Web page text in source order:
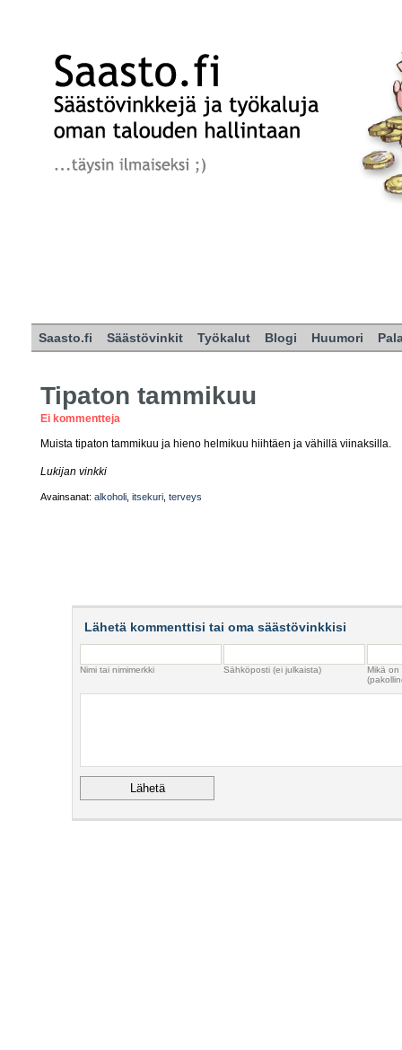
Saasto.fi Säästövinkit Työkalut Blogi Huumori
Tipaton tammikuu
Ei kommentteja
Muista tipaton tammikuu ja hieno helmikuu hiihtäen ja vähillä viinaksilla.
Lukijan vinkki
Avainsanat: alkoholi itsekuri terveys
Lähetä kommenttisi tai oma säästövinkkisi
Nimi tai nimimerkki Sähköposti (ei julkaista)
Mikä